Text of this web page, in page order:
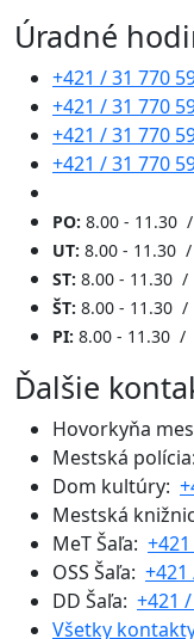
Úradné
+421 / 31 770
+421 / 31 770
+421 / 31 770
+421 / 31 770
PO: 8.00 - 11.30
UT: 8.00 - 11.30
ST: 8.00 - 11.30 /
ŠT: 8.00 - 11.30 /
PI: 8.00 - 11.30 /
Ďalšie
Hovorkyňa
Mestská polícia:
Dom kultúry:
Mestská
MeT Šaľa:
OSS Šaľa: +421
DD Šaľa: +421
Všetky